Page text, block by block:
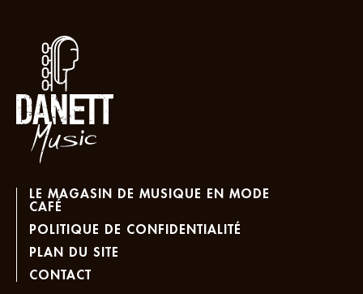
LE MAGASIN DE MUSIQUE EN MODE
CAFÉ
POLITIQUE DE CONFIDENTIALITÉ
PLAN DU SITE
CONTACT